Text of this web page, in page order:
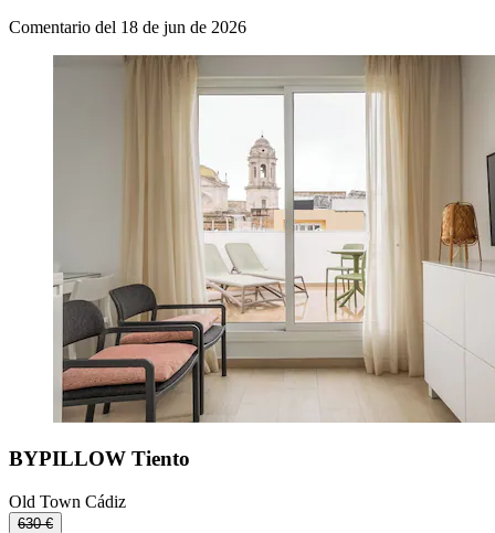
Comentario del 18 de jun de 2026
BYPILLOW Tiento
Old Town Cádiz
630 €